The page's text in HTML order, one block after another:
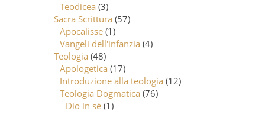
Teodicea (3)
Sacra Scrittura (57)
Apocalisse (1)
Vangeli dell'infanzia (4)
Teologia (48)
Apologetica (17)
Introduzione alla teologia (12)
Teologia Dogmatica (76)
Dio in sé (1)